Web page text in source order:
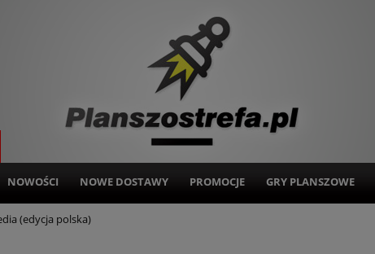
NOWOŚCI NOWE DOSTAWY PROMOCJE GRY PLANSZOWE
(edycja polska)